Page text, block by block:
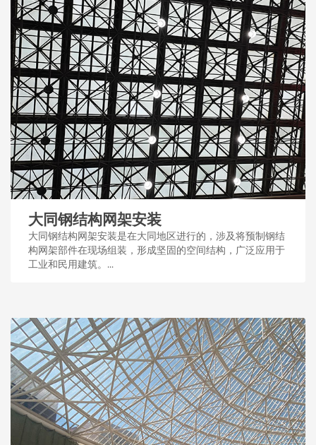
大同钢结构网架安装
大同钢结构网架安装是在大同地区进行的，涉及将预制钢结
构网架部件在现场组装，形成坚固的空间结构，广泛应用于
工业和民用建筑。...